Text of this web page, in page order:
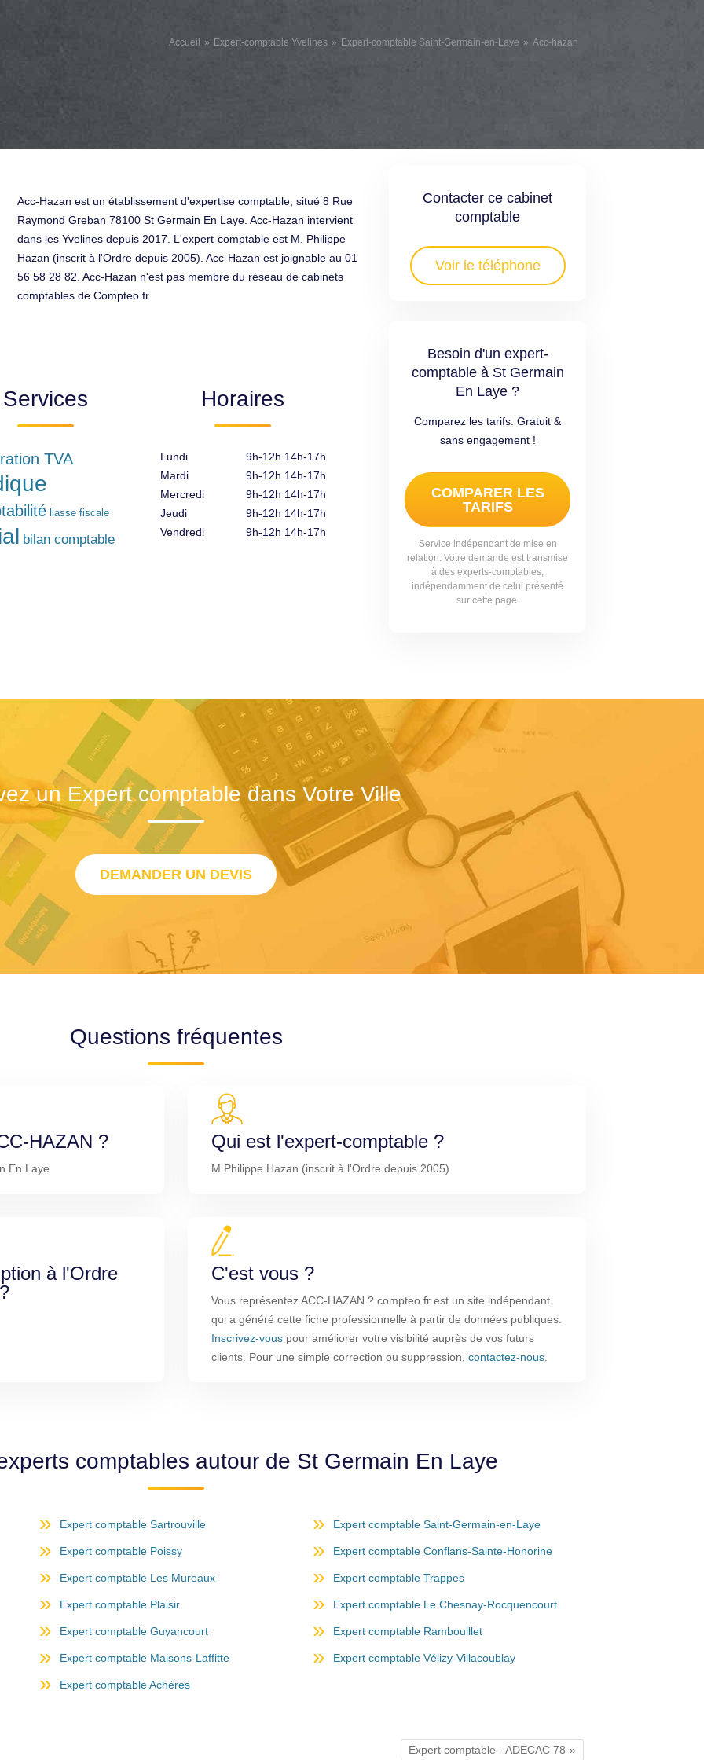
Accueil Expert-comptable Yvelines Expert-comptable Saint-Germain-en-Laye Acc-hazan
Contacter ce cabinet
comptable
Voir le téléphone
Besoin d'un expert-
comptable à St Germain
En Laye ?
Comparez les tarifs. Gratuit &
sans engagement !
COMPARER LES
TARIFS
Service indépendant de mise en
relation. Votre demande est transmise
à des experts-comptables,
indépendamment de celui présenté
sur cette page.
Acc-Hazan est un établissement d'expertise comptable, situé 8 Rue
Raymond Greban 78100 St Germain En Laye. Acc-Hazan intervient
dans les Yvelines depuis 2017. L'expert-comptable est M. Philippe
Hazan (inscrit à l'Ordre depuis 2005). Acc-Hazan est joignable au 01
56 58 28 82. Acc-Hazan n'est pas membre du réseau de cabinets
comptables de Compteo.fr.
Services
TVA
liasse fiscale
bilan comptable
Horaires
Lundi
Mardi
Mercredi
Jeudi
Vendredi
9h-12h 14h-17h
9h-12h 14h-17h
9h-12h 14h-17h
9h-12h 14h-17h
9h-12h 14h-17h
un Expert comptable dans Votre Ville
DEMANDER UN DEVIS
Questions fréquentes
HAZAN ?
En Laye
Qui est l'expert-comptable ?
M Philippe Hazan (inscrit à l'Ordre depuis 2005)
à l'Ordre
C'est vous ?
Vous représentez ACC-HAZAN ? compteo.fr est un site indépendant
qui a généré cette fiche professionnelle à partir de données publiques.
Inscrivez-vous pour améliorer votre visibilité auprès de vos futurs
clients. Pour une simple correction ou suppression, contactez-nous
comptables autour de St Germain En Laye
Expert comptable Sartrouville Expert comptable Saint-Germain-en-Laye
Expert comptable Poissy Expert comptable Conflans-Sainte-Honorine
Expert comptable Les Mureaux Expert comptable Trappes
Expert comptable Plaisir Expert comptable Le Chesnay-Rocquencourt
Expert comptable Guyancourt Expert comptable Rambouillet
Expert comptable Maisons-Laffitte Expert comptable Vélizy-Villacoublay
Expert comptable Achères
Expert comptable - ADECAC 78